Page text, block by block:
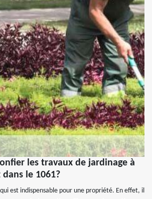
les travaux de jardinage à
le 1061?
est indispensable pour une propriété. En effet, il